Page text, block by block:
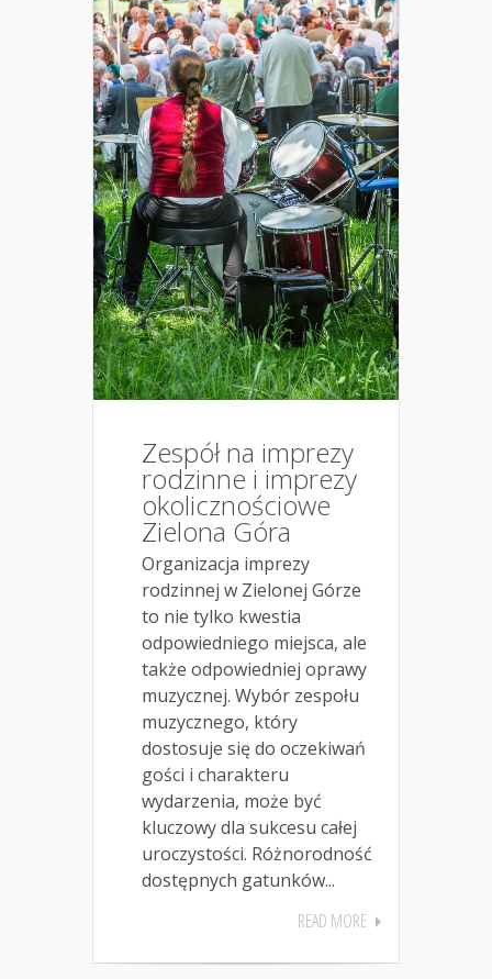
Zespół na imprezy
rodzinne i imprezy
okolicznościowe
Zielona Góra
Organizacja imprezy
rodzinnej w Zielonej Górze
to nie tylko kwestia
odpowiedniego miejsca, ale
także odpowiedniej oprawy
muzycznej. Wybór zespołu
muzycznego, który
dostosuje się do oczekiwań
gości i charakteru
wydarzenia, może być
kluczowy dla sukcesu całej
uroczystości. Różnorodność
dostępnych gatunków...
READ MORE